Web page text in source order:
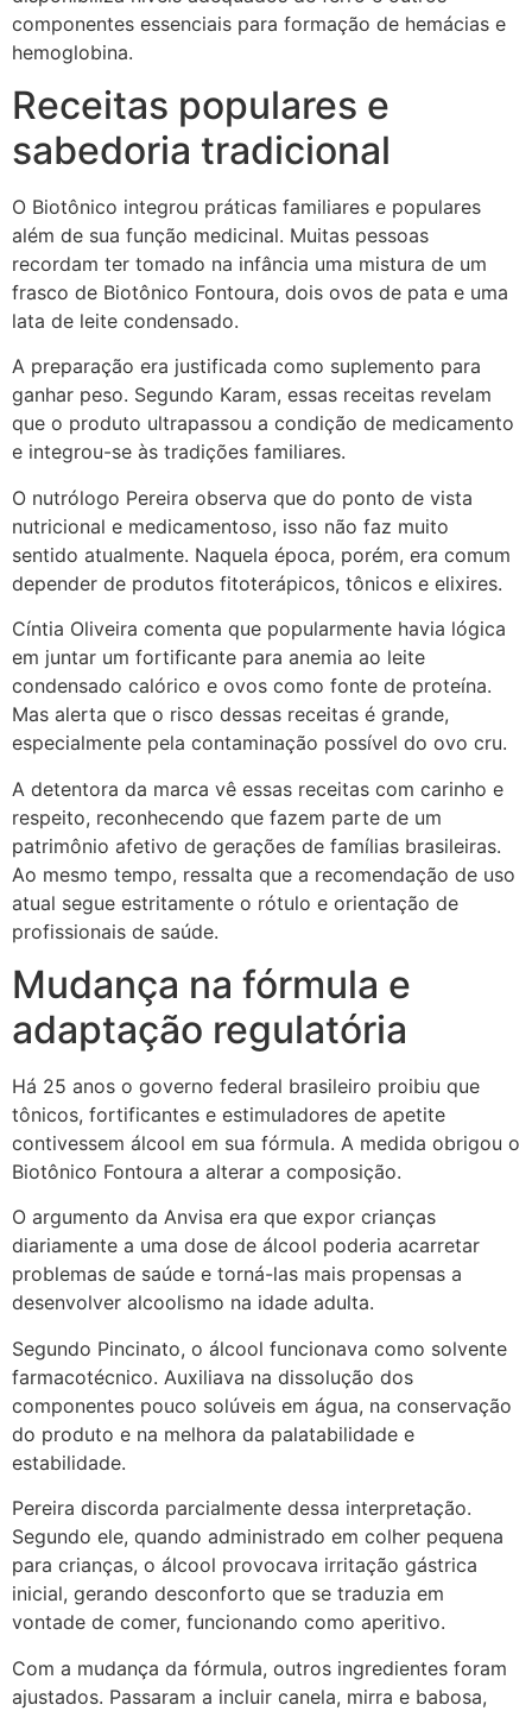
componentes essenciais para formação de hemácias e
hemoglobina.
Receitas populares e
sabedoria tradicional
O Biotônico integrou práticas familiares e populares
além de sua função medicinal. Muitas pessoas
recordam ter tomado na infância uma mistura de um
frasco de Biotônico Fontoura, dois ovos de pata e uma
lata de leite condensado.
A preparação era justificada como suplemento para
ganhar peso. Segundo Karam, essas receitas revelam
que o produto ultrapassou a condição de medicamento
e integrou-se às tradições familiares.
O nutrólogo Pereira observa que do ponto de vista
nutricional e medicamentoso, isso não faz muito
sentido atualmente. Naquela época, porém, era comum
depender de produtos fitoterápicos, tônicos e elixires.
Cíntia Oliveira comenta que popularmente havia lógica
em juntar um fortificante para anemia ao leite
condensado calórico e ovos como fonte de proteína.
Mas alerta que o risco dessas receitas é grande,
especialmente pela contaminação possível do ovo cru.
A detentora da marca vê essas receitas com carinho e
respeito, reconhecendo que fazem parte de um
patrimônio afetivo de gerações de famílias brasileiras.
Ao mesmo tempo, ressalta que a recomendação de uso
atual segue estritamente o rótulo e orientação de
profissionais de saúde.
Mudança na fórmula e
adaptação regulatória
Há 25 anos o governo federal brasileiro proibiu que
tônicos, fortificantes e estimuladores de apetite
contivessem álcool em sua fórmula. A medida obrigou o
Biotônico Fontoura a alterar a composição.
O argumento da Anvisa era que expor crianças
diariamente a uma dose de álcool poderia acarretar
problemas de saúde e torná-las mais propensas a
desenvolver alcoolismo na idade adulta.
Segundo Pincinato, o álcool funcionava como solvente
farmacotécnico. Auxiliava na dissolução dos
componentes pouco solúveis em água, na conservação
do produto e na melhora da palatabilidade e
estabilidade.
Pereira discorda parcialmente dessa interpretação.
Segundo ele, quando administrado em colher pequena
para crianças, o álcool provocava irritação gástrica
inicial, gerando desconforto que se traduzia em
vontade de comer, funcionando como aperitivo.
Com a mudança da fórmula, outros ingredientes foram
ajustados. Passaram a incluir canela, mirra e babosa,